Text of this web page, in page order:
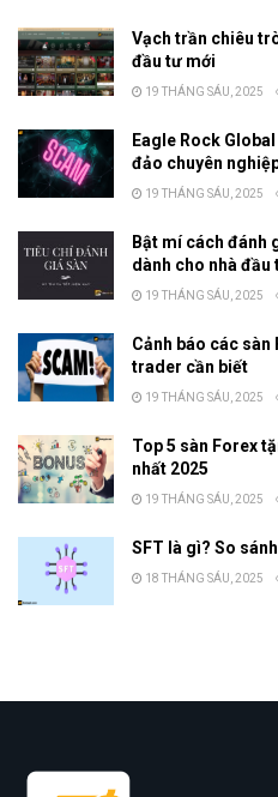
Vạch trần chiêu
đầu tư mới
19 THÁNG SÁU, 2025
Eagle Rock
đảo chuyên
19 THÁNG SÁU, 2025
Bật mí cách đánh
dành cho nhà đầu
19 THÁNG SÁU, 2025
Cảnh báo các
trader cần biết
19 THÁNG SÁU, 2025
Top 5 sàn Forex
nhất 2025
19 THÁNG SÁU, 2025
SFT là gì? So
18 THÁNG SÁU, 2025